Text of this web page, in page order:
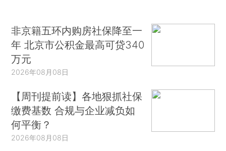
非京籍五环内购房社保降至一
年 北京市公积金最高可贷340
万元
2026年08月08日
【周刊提前读】各地狠抓社保
缴费基数 合规与企业减负如
何平衡？
2026年08月08日